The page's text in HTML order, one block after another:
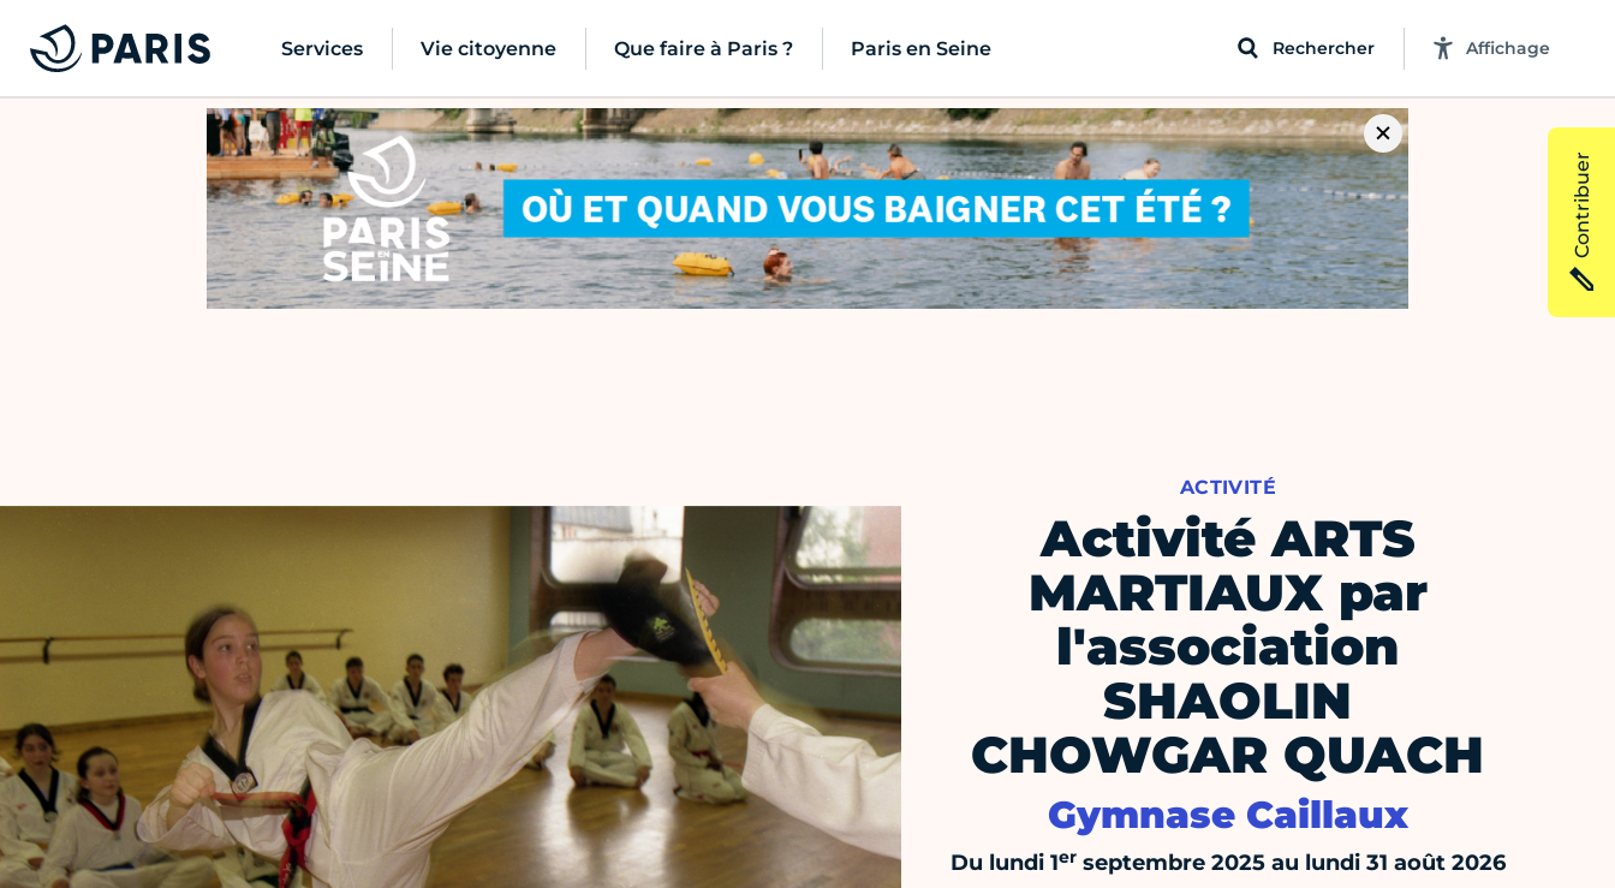
Services Vie citoyenne Que faire à Paris ? Paris en Seine Rechercher Affichage
ACTIVITÉ
Activité ARTS
MARTIAUX par
l'association
SHAOLIN
CHOWGAR QUACH
Gymnase Caillaux
Du lundi 1erseptembre 2025 au lundi 31 août 2026
Contribuer